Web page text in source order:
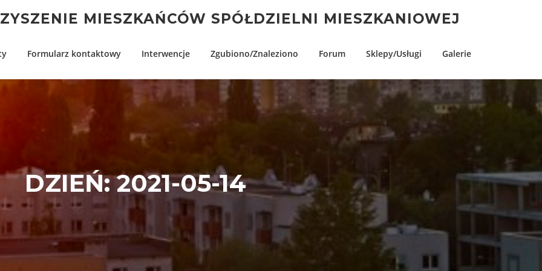
MIESZKAŃCÓW SPÓŁDZIELNI MIESZKANIOWEJ
Formularz kontaktowy Interwencje Zgubiono/Znaleziono Forum Sklepy/Usługi Galerie
DZIEŃ:2021-05-14